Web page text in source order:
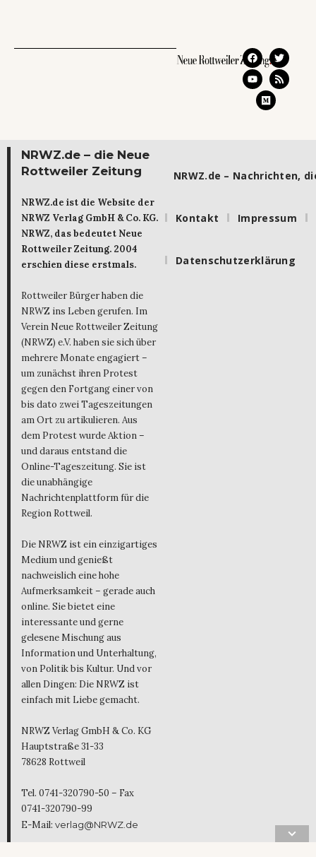
NRWZ.de – die Neue
Rottweiler Zeitung
NRWZ.de ist die Website der
NRWZ Verlag GmbH & Co. KG.
NRWZ, das bedeutet Neue
Rottweiler Zeitung. 2004
erschien diese erstmals.
Rottweiler Bürger haben die
NRWZ ins Leben gerufen. Im
Verein Neue Rottweiler Zeitung
(NRWZ) e.V. haben sie sich über
mehrere Monate engagiert –
um zunächst ihren Protest
gegen den Fortgang einer von
bis dato zwei Tageszeitungen
am Ort zu artikulieren. Aus
dem Protest wurde Aktion –
und daraus entstand die
Online-Tageszeitung. Sie ist
die unabhängige
Nachrichtenplattform für die
Region Rottweil.
Die NRWZ ist ein einzigartiges
Medium und genießt
nachweislich eine hohe
Aufmerksamkeit – gerade auch
online. Sie bietet eine
interessante und gerne
gelesene Mischung aus
Information und Unterhaltung,
von Politik bis Kultur. Und vor
allen Dingen: Die NRWZ ist
einfach mit Liebe gemacht.
NRWZ Verlag GmbH & Co. KG
Hauptstraße 31-33
78628 Rottweil
Tel. 0741-320790-50 – Fax
0741-320790-99
E-Mail: verlag@NRWZ.de
NRWZ.de – Nachrichten,
Kontakt Impressum
Datenschutzerklärung